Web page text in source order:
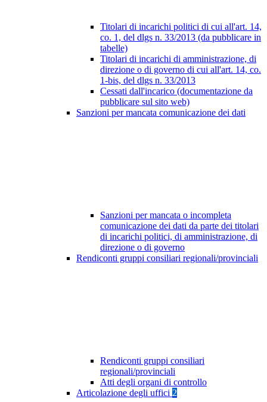
Titolari di incarichi politici di cui all'art. 14,
co. 1, del dlgs n. 33/2013 (da pubblicare in
tabelle)
Titolari di incarichi di amministrazione, di
direzione o di governo di cui all'art. 14, co.
1-bis, del dlgs n. 33/2013
Cessati dall'incarico (documentazione da
pubblicare sul sito web)
Sanzioni per mancata comunicazione dei dati
Sanzioni per mancata o incompleta
comunicazione dei dati da parte dei titolari
di incarichi politici, di amministrazione, di
direzione o di governo
Rendiconti gruppi consiliari regionali/provinciali
Rendiconti gruppi consiliari
regionali/provinciali
Atti degli organi di controllo
Articolazione degli uffici 2